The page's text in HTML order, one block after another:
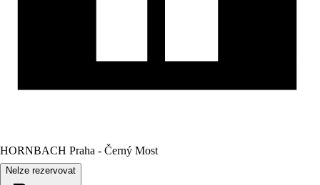
HORNBACH Praha - Černý Most
Nelze rezervovat